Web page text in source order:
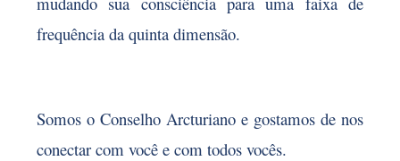
frequência da quinta dimensão.
Somos o Conselho Arcturiano e gostamos de nos
conectar com você e com todos vocês.